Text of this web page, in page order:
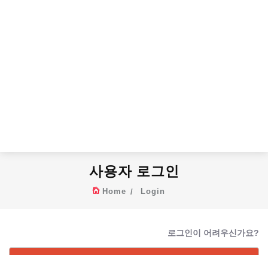
사용자 로그인
Home Login
로그인이 어려우신가요?